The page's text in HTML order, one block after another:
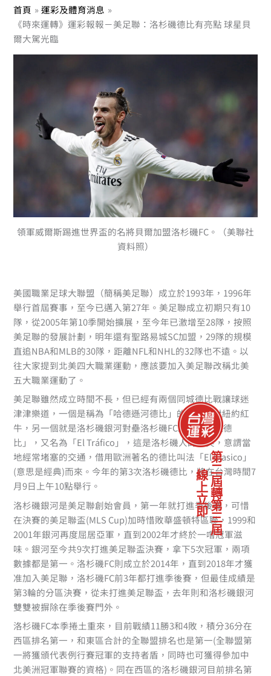
首頁
運彩及體育消息
《時來運轉》運彩報報－美足聯：洛杉磯德比有亮點 球星貝
爾大駕光臨
領軍威爾斯踢進世界盃的名將貝爾加盟洛杉磯FC。（美聯社
資料照）
美國職業足球大聯盟（簡稱美足聯）成立於1993年，1996年
舉行首屆賽事，至今已邁入第27年。美足聯成立初期只有10
隊，從2005年第10季開始擴展，至今年已激增至28隊，按照
美足聯的發展計劃，明年還有聖路易城SC加盟，29隊的規模
直追NBA和MLB的30隊，距離NFL和NHL的32隊也不遠。以
往大家提到北美四大職業運動，應該要加入美足聯改稱北美
五大職業運動了。
美足聯雖然成立時間不長，但已經有兩個同城德比戰讓球迷
津津樂道，一個是稱為「哈德遜河德比」的紐約城對紐約紅
牛，另一個就是洛杉磯銀河對壘洛杉磯FC的「洛杉磯德
比」，又名為「El Tráfico」，這是洛杉磯人的玩笑，意謂當
地經常堵塞的交通，借用歐洲著名的德比叫法「El Clasico」
(意思是經典)而來。今年的第3次洛杉磯德比，將在台灣時間7
月9日上午10點舉行。
洛杉磯銀河是美足聯創始會員，第一年就打進季後賽，可惜
在決賽的美足聯盃(MLS Cup)加時惜敗華盛頓特區聯，1999和
2001年銀河再度屈居亞軍，直到2002年才終於一嚐冠軍滋
味。銀河至今共9次打進美足聯盃決賽，拿下5次冠軍，兩項
數據都是第一。洛杉磯FC則成立於2014年，直到2018年才獲
准加入美足聯，洛杉磯FC前3年都打進季後賽，但最佳成績是
第3輪的分區決賽，從未打進美足聯盃，去年則和洛杉磯銀河
雙雙被摒除在季後賽門外。
洛杉磯FC本季捲土重來，目前戰績11勝3和4敗，積分36分在
西區排名第一，和東區合計的全聯盟排名也是第一(全聯盟第
一將獲頒代表例行賽冠軍的支持者盾，同時也可獲得參加中
北美洲冠軍聯賽的資格)。同在西區的洛杉磯銀河目前排名第
第二屆轉第三屆
線上立即